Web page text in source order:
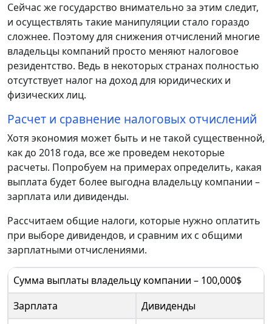
Сейчас же государство внимательно за этим следит,
и осуществлять такие манипуляции стало гораздо
сложнее. Поэтому для снижения отчислений многие
владельцы компаний просто меняют налоговое
резидентство. Ведь в некоторых странах полностью
отсутствует налог на доход для юридических и
физических лиц.
Расчет и сравнение налоговых отчислений
Хотя экономия может быть и не такой существенной,
как до 2018 года, все же проведем некоторые
расчеты. Попробуем на примерах определить, какая
выплата будет более выгодна владельцу компании –
зарплата или дивиденды.
Рассчитаем общие налоги, которые нужно оплатить
при выборе дивидендов, и сравним их с общими
зарплатными отчислениями.
Сумма выплаты владельцу компании – 100,000$
Зарплата
Дивиденды